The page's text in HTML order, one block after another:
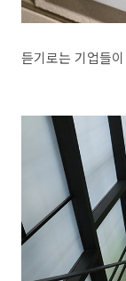
듣기로는 기업들